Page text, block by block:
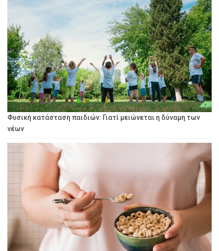
Φυσική κατάσταση παιδιών: Γιατί μειώνεται η δύναμη των
νέων